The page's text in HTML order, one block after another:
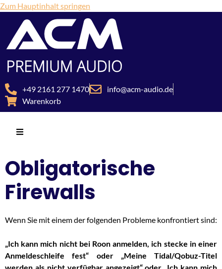
Zum Hauptinhalt springen
+49 2161 277 1470
info@acm-audio.de
Warenkorb
Obligatorische
Firewalls
Wenn Sie mit einem der folgenden Probleme konfrontiert sind:
„Ich kann mich nicht bei Roon anmelden, ich stecke in einer
Anmeldeschleife fest“ oder „Meine Tidal/Qobuz-Titel